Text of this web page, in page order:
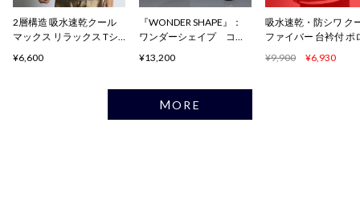
2層構造 吸水速乾クール
マックス リラックス Tシ
¥6,600
『WONDER SHAPE』：
ワンダーシェイプ コン
¥13,200
吸水速乾・防シワ ク
ファイバー 台衿付 ポ
¥9,900 ¥6,930
MORE